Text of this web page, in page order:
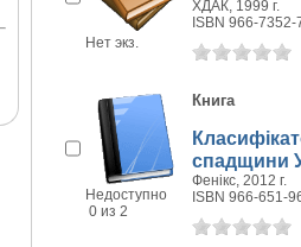
Нет экз.
ХДАК, 1999 г.
ISBN 966-7352-
Недоступно
0 из 2
Книга
спадщини
Фенікс, 2012 г.
ISBN 966-651-